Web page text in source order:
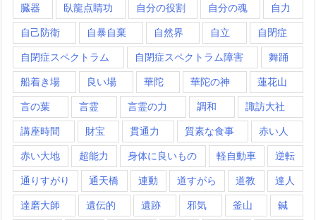
臓器 臥龍点睛功 自分の役割 自分の魂 自力
自己防衛 自暴自棄 自然界 自立 自閉症
自閉症スペクトラム 自閉症スペクトラム障害 舞踊
船着き場 良い場 華陀 華陀の神 蓮花山
言の葉 言霊 言霊の力 調和 諏訪大社
講座時間 財宝 貫通力 質素な食事 赤い人
赤い大地 超能力 身体に良いもの 軽自動車 逆転
通りすがり 通天橋 連動 道すがら 道教 達人
達磨大師 遺伝的 遺跡 邪気 釜山 鍼